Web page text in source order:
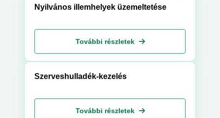
Nyilvános illemhelyek üzemeltetése
További részletek
Szerveshulladék-kezelés
További részletek